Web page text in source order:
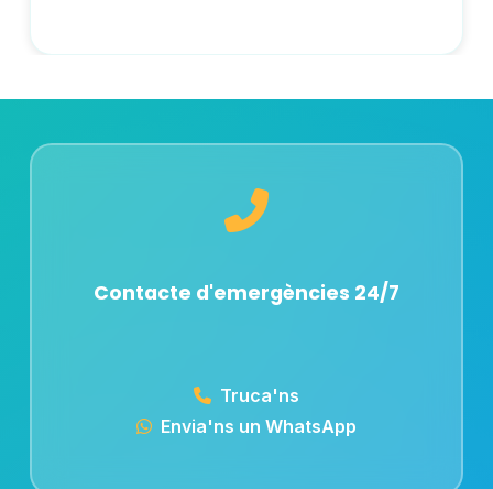
Contacte d'emergències 24/7
Truca'ns
Envia'ns un WhatsApp